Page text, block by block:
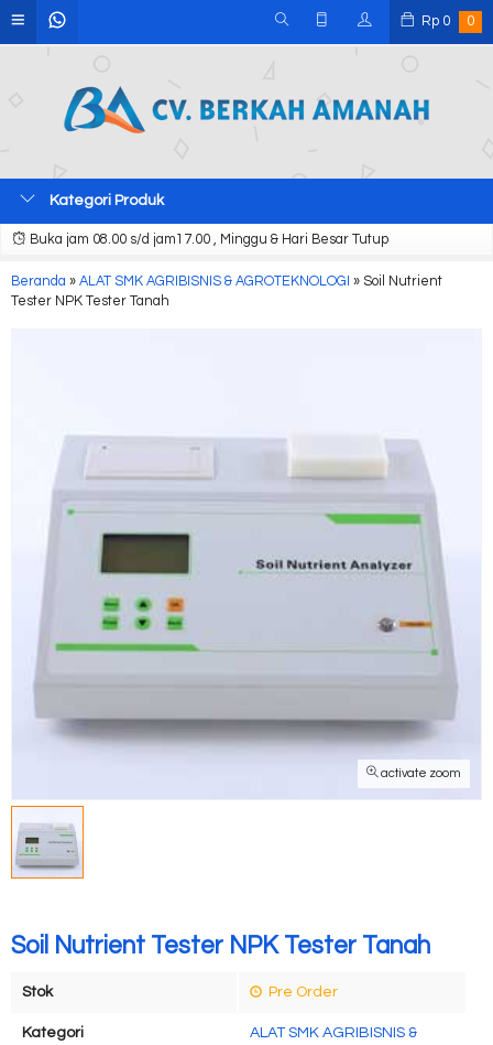
Rp 0 0
Kategori Produk
Buka jam 08.00 s/d jam17.00 , Minggu & Hari Besar Tutup
Beranda » ALAT SMK AGRIBISNIS & AGROTEKNOLOGI » Soil Nutrient
Tester NPK Tester Tanah
activate zoom
Soil Nutrient Tester NPK Tester Tanah
Stok Pre Order
Kategori
ALAT SMK AGRIBISNIS &